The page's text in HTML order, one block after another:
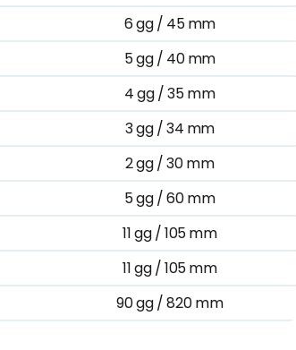
6 gg / 45 mm
5 gg / 40 mm
4 gg / 35 mm
3 gg / 34 mm
2 gg / 30 mm
5 gg / 60 mm
11 gg / 105 mm
11 gg / 105 mm
90 gg / 820 mm